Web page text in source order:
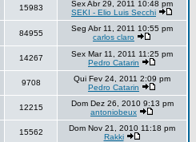
15983
Sex Abr 29, 2011 10:48 pm
SEKI - Elio Luis Secchi
84955
Seg Abr 11, 2011 10:55 pm
carlos claro
14267
Sex Mar 11, 2011 11:25 pm
Pedro Catarin
9708
Qui Fev 24, 2011 2:09 pm
Pedro Catarin
12215
Dom Dez 26, 2010 9:13 pm
antoniobeux
15562
Dom Nov 21, 2010 11:18 pm
Rakki